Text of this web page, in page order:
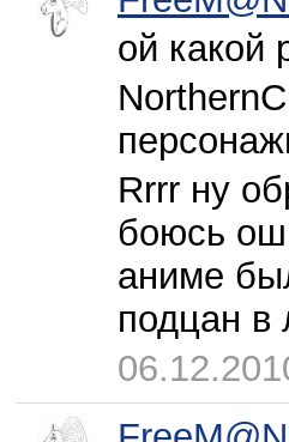
ой какой
Rrrr ну
боюсь
аниме
подцан